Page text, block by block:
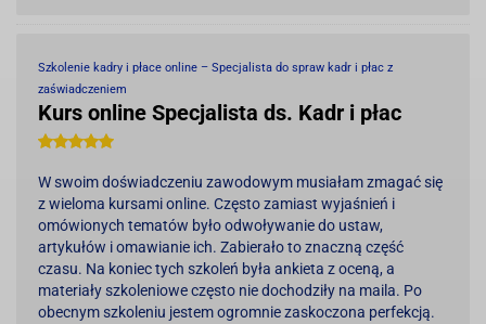
Szkolenie kadry i płace online – Specjalista do spraw kadr i płac z
zaświadczeniem
Kurs online Specjalista ds. Kadr i płac
W swoim doświadczeniu zawodowym musiałam zmagać się
z wieloma kursami online. Często zamiast wyjaśnień i
omówionych tematów było odwoływanie do ustaw,
artykułów i omawianie ich. Zabierało to znaczną część
czasu. Na koniec tych szkoleń była ankieta z oceną, a
materiały szkoleniowe często nie dochodziły na maila. Po
obecnym szkoleniu jestem ogromnie zaskoczona perfekcją.